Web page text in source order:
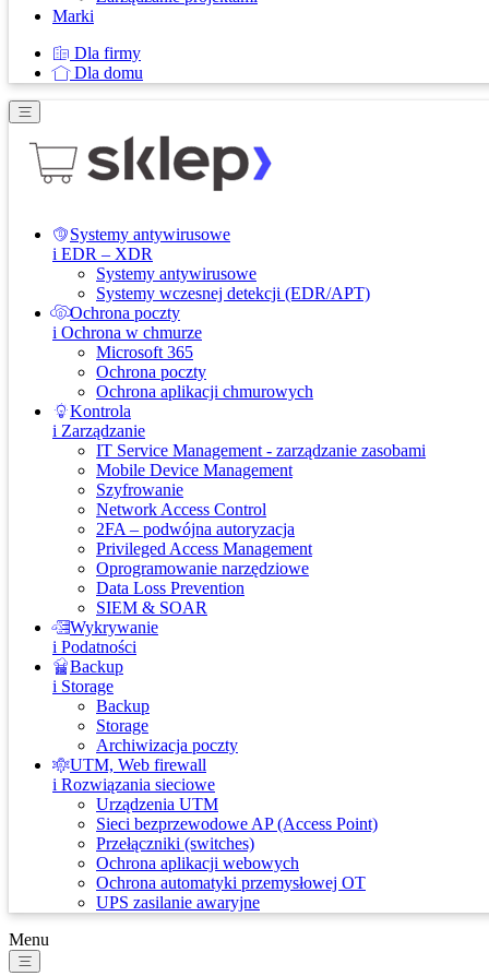
Marki
Dla firmy
Dla domu
Systemy antywirusowe
i EDR – XDR
Systemy antywirusowe
Systemy wczesnej detekcji (EDR/APT)
Ochrona poczty
i Ochrona w chmurze
Microsoft 365
Ochrona poczty
Ochrona aplikacji chmurowych
Kontrola
i Zarządzanie
IT Service Management - zarządzanie zasobami
Mobile Device Management
Szyfrowanie
Network Access Control
2FA – podwójna autoryzacja
Privileged Access Management
Oprogramowanie narzędziowe
Data Loss Prevention
SIEM & SOAR
Wykrywanie
i Podatności
Backup
i Storage
Backup
Storage
Archiwizacja poczty
UTM, Web firewall
i Rozwiązania sieciowe
Urządzenia UTM
Sieci bezprzewodowe AP (Access Point)
Przełączniki (switches)
Ochrona aplikacji webowych
Ochrona automatyki przemysłowej OT
UPS zasilanie awaryjne
Menu